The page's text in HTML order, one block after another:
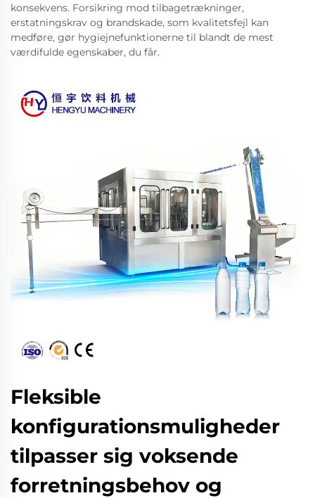
konsekvens. Forsikring mod tilbagetrækninger,
erstatningskrav og brandskade, som kvalitetsfejl kan
medføre, gør hygiejnefunktionerne til blandt de mest
værdifulde egenskaber, du får.
Fleksible
konfigurationsmuligheder
tilpasser sig voksende
forretningsbehov og